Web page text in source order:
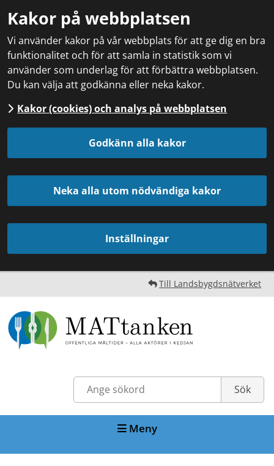
Kakor på webbplatsen
Vi använder kakor på vår webbplats för att ge dig en bra
funktionalitet och för att samla in statistik som vi
använder som underlag för att förbättra webbplatsen.
Du kan välja att godkänna eller neka kakor.
Kakor (cookies) och analys på webbplatsen
Godkänn alla kakor
Neka alla utom nödvändiga kakor
Inställningar
Till Landsbygdsnätverket
Meny